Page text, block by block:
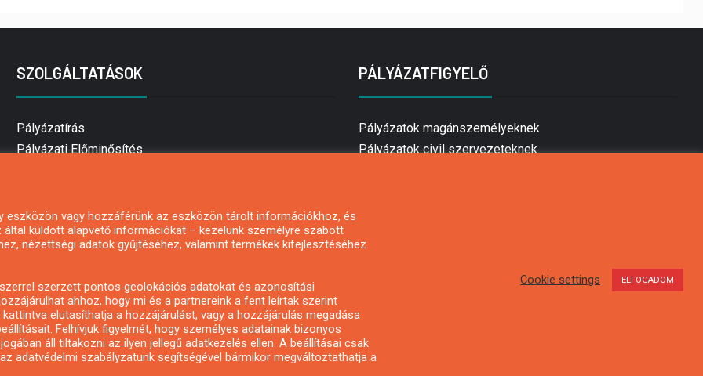
SZOLGÁLTATÁSOK
Pályázatírás
Pályázati Előminősítés
Mezőgazdasági pályázatírás
Pályázatírás magánszemélyeknek
Pályázatírás civil szervezeteknek
Pályázatfigyelés
Specifikus pályázatfigyelés vagy hírlevél
PÁLYÁZATFIGYELŐ
Pályázatok magánszemélyeknek
Pályázatok civil szervezeteknek
vagy hozzáférünk az eszközön tárolt információkhoz, és
küldött alapvető információkat – kezelünk személyre szabott
nézettségi adatok gyűjtéséhez, valamint termékek kifejlesztéséhez
szerzett pontos geolokációs adatokat és azonosítási
ahhoz, hogy mi és a partnereink a fent leírtak szerint
elutasíthatja a hozzájárulást, vagy a hozzájárulás megadása
Felhívjuk figyelmét, hogy személyes adatainak bizonyos
áll tiltakozni az ilyen jellegű adatkezelés ellen. A beállításai csak
adatvédelmi szabályzatunk segítségével bármikor megváltoztathatja a
Cookie settings ELFOGADOM